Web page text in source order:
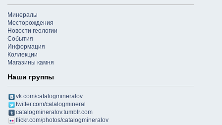
Минералы
Месторождения
Новости геологии
События
Информация
Коллекции
Магазины камня
Наши группы
vk.com/catalogmineralov
twitter.com/catalogmineral
catalogmineralov.tumblr.com
flickr.com/photos/catalogmineralov